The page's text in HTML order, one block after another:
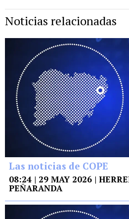
Noticias relacionadas
Las noticias de COPE
08:24 | 29 MAY 2026 |
PEÑARANDA